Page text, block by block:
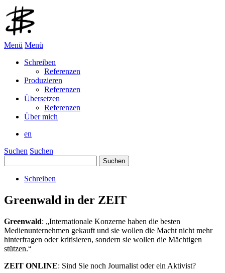
Menü Menü
Schreiben
Referenzen
Produzieren
Referenzen
Übersetzen
Referenzen
Über mich
en
Suchen Suchen
nach:
Schreiben
Greenwald in der ZEIT
Greenwald: „Internationale Konzerne haben die besten
Medienunternehmen gekauft und sie wollen die Macht nicht mehr
hinterfragen oder kritisieren, sondern sie wollen die Mächtigen
stützen.“
ZEIT ONLINE: Sind Sie noch Journalist oder ein Aktivist?